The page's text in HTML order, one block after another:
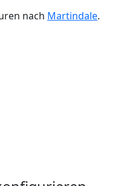
nach Martindale.